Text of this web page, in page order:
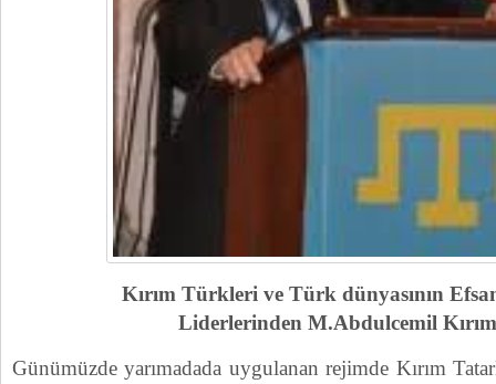
Kırım Türkleri ve Türk dünyasının
Liderlerinden M.Abdulcemil
Günümüzde yarımadada uygulanan rejimde Kırım